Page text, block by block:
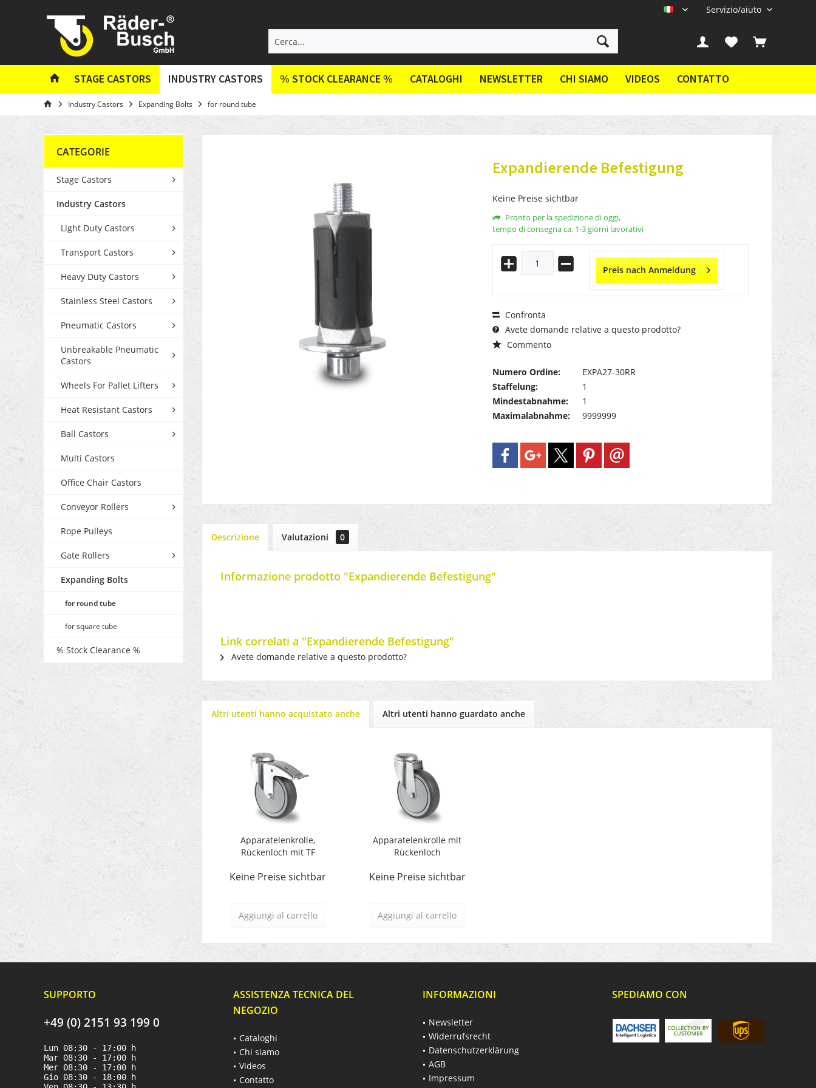
Servizio/aiuto
STAGE CASTORS INDUSTRY CASTORS % STOCK CLEARANCE % CATALOGHI NEWSLETTER CHI SIAMO VIDEOS CONTATTO
Industry Castors Expanding Bolts for round tube
CATEGORIE
Stage Castors
Industry Castors
Light Duty Castors
Transport Castors
Heavy Duty Castors
Stainless Steel Castors
Pneumatic Castors
Unbreakable Pneumatic
Castors
Wheels For Pallet Lifters
Heat Resistant Castors
Ball Castors
Multi Castors
Office Chair Castors
Conveyor Rollers
Rope Pulleys
Gate Rollers
Expanding Bolts
for round tube
for square tube
% Stock Clearance %
Expandierende Befestigung
Keine Preise sichtbar
Pronto per la spedizione di oggi,
tempo di consegna ca. 1-3 giorni lavorativi
Preis nach Anmeldung
Confronta
Avete domande relative a questo prodotto?
Commento
Numero Ordine:
EXPA27-30RR
Staffelung:
1
Mindestabnahme:
1
Maximalabnahme:
9999999
Descrizione Valutazioni 0
Informazione prodotto "Expandierende Befestigung"
Link correlati a "Expandierende Befestigung"
Avete domande relative a questo prodotto?
Altri utenti hanno acquistato anche Altri utenti hanno guardato anche
Apparatelenkrolle,
Rückenloch mit TF
Keine Preise sichtbar
Aggiungi al carrello
Apparatelenkrolle mit
Rückenloch
Keine Preise sichtbar
Aggiungi al carrello
SUPPORTO
+49 (0) 2151 93 199 0
Lun 08:30 - 17:00 h
Mar 08:30 - 17:00 h
Mer 08:30 - 17:00 h
Gio 08:30 - 18:00 h
ASSISTENZA TECNICA DEL
NEGOZIO
Cataloghi
Chi siamo
Videos
Contatto
INFORMAZIONI
Newsletter
Widerrufsrecht
Datenschutzerklärung
AGB
Impressum
SPEDIAMO CON